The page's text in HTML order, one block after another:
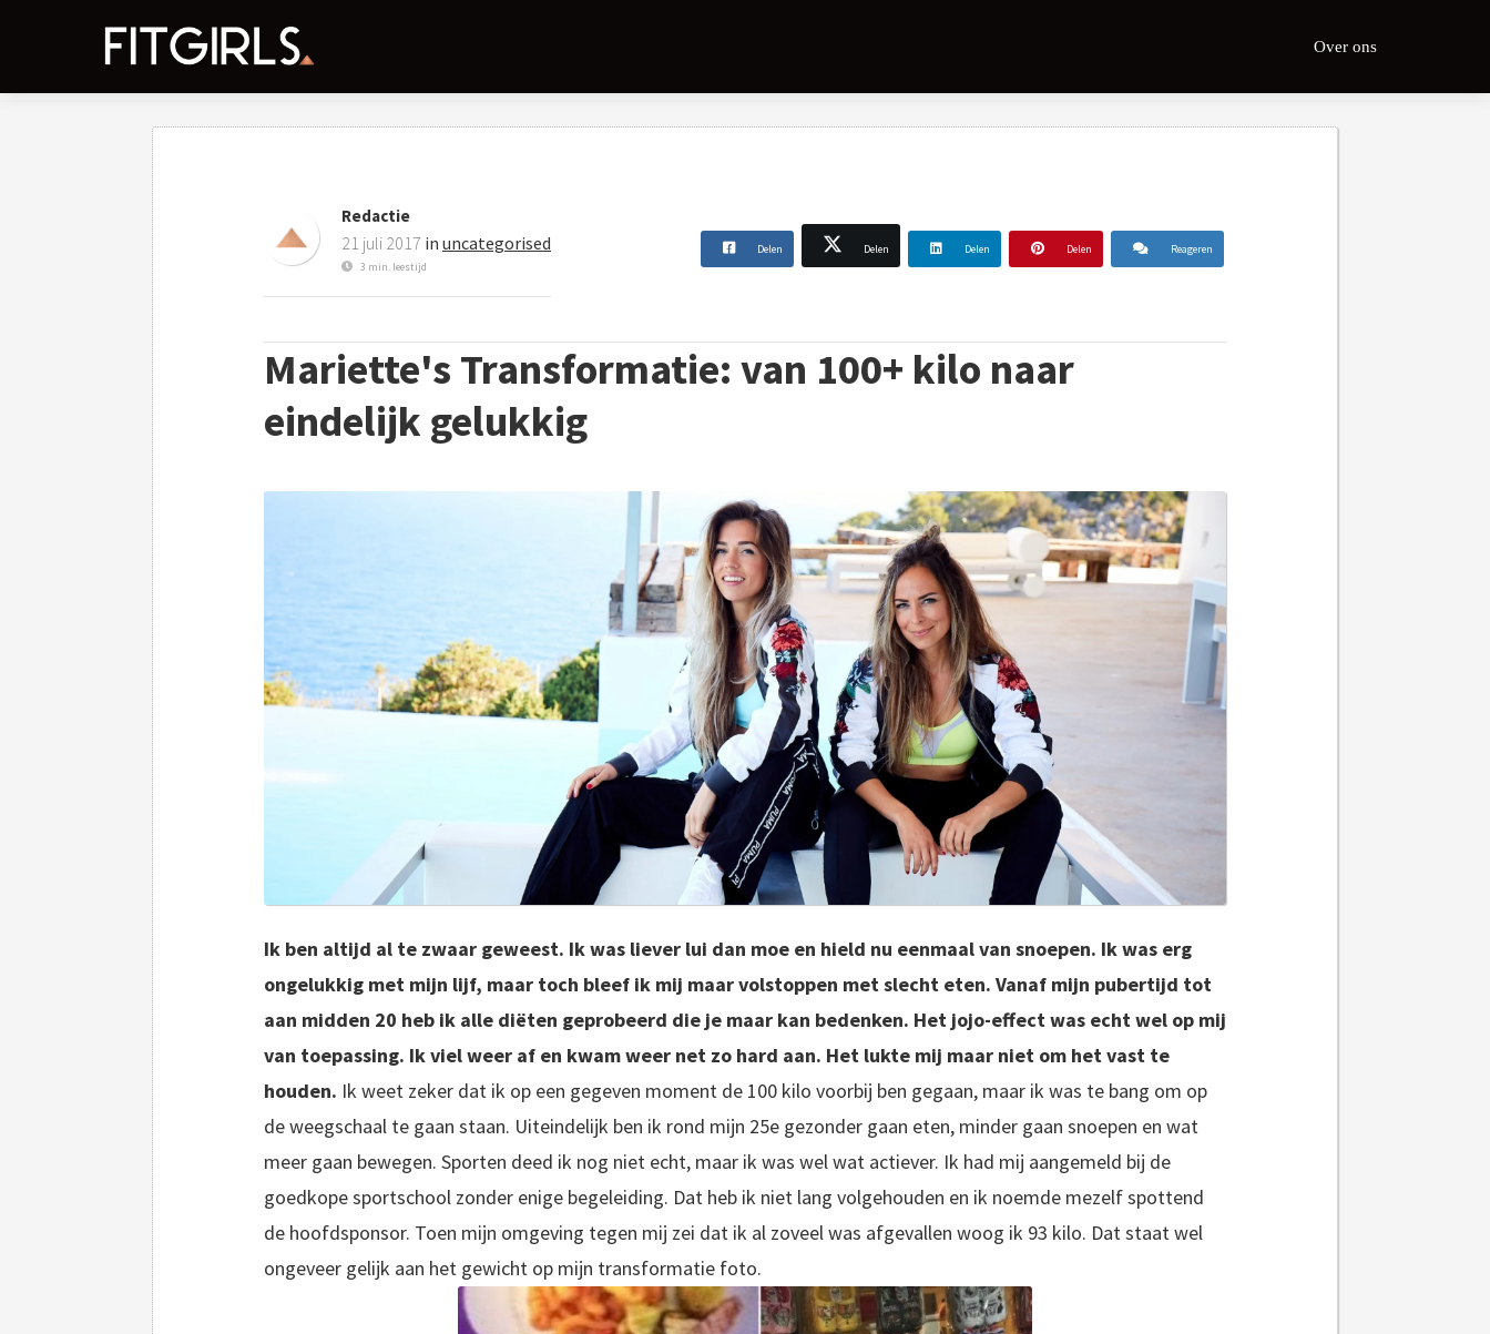
Over ons
Redactie
21 juli 2017 in uncategorised
3 min. leestijd
Delen Delen Delen Delen Reageren
Mariette's Transformatie: van 100+ kilo naar
eindelijk gelukkig
Ik ben altijd al te zwaar geweest. Ik was liever lui dan moe en hield nu eenmaal van snoepen. Ik was erg
ongelukkig met mijn lijf, maar toch bleef ik mij maar volstoppen met slecht eten. Vanaf mijn pubertijd tot
aan midden 20 heb ik alle diëten geprobeerd die je maar kan bedenken. Het jojo-effect was echt wel op mij
van toepassing. Ik viel weer af en kwam weer net zo hard aan. Het lukte mij maar niet om het vast te
houden. Ik weet zeker dat ik op een gegeven moment de 100 kilo voorbij ben gegaan, maar ik was te bang om op
de weegschaal te gaan staan. Uiteindelijk ben ik rond mijn 25e gezonder gaan eten, minder gaan snoepen en wat
meer gaan bewegen. Sporten deed ik nog niet echt, maar ik was wel wat actiever. Ik had mij aangemeld bij de
goedkope sportschool zonder enige begeleiding. Dat heb ik niet lang volgehouden en ik noemde mezelf spottend
de hoofdsponsor. Toen mijn omgeving tegen mij zei dat ik al zoveel was afgevallen woog ik 93 kilo. Dat staat wel
ongeveer gelijk aan het gewicht op mijn transformatie foto.